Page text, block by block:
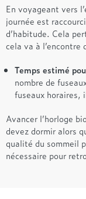
En voyageant vers
journée est
d’habitude. Cela
cela va à l’encontre
Temps estimé
nombre de
fuseaux horaires,
Avancer l’horloge
devez dormir alors
qualité du sommeil
nécessaire pour